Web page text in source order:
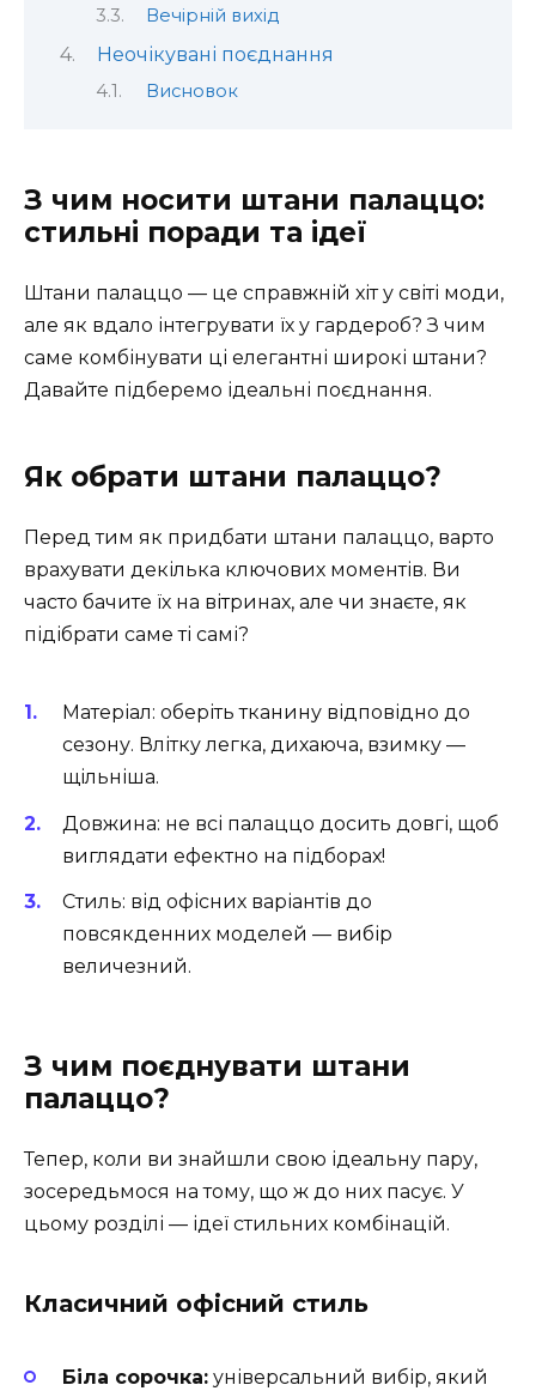
Вечірній вихід
Неочікувані поєднання
Висновок
З чим носити штани палаццо:
стильні поради та ідеї
Штани палаццо — це справжній хіт у світі моди,
але як вдало інтегрувати їх у гардероб? З чим
саме комбінувати ці елегантні широкі штани?
Давайте підберемо ідеальні поєднання.
Як обрати штани палаццо?
Перед тим як придбати штани палаццо, варто
врахувати декілька ключових моментів. Ви
часто бачите їх на вітринах, але чи знаєте, як
підібрати саме ті самі?
Матеріал: оберіть тканину відповідно до
сезону. Влітку легка, дихаюча, взимку —
щільніша.
Довжина: не всі палаццо досить довгі, щоб
виглядати ефектно на підборах!
Стиль: від офісних варіантів до
повсякденних моделей — вибір
величезний.
З чим поєднувати штани
палаццо?
Тепер, коли ви знайшли свою ідеальну пару,
зосередьмося на тому, що ж до них пасує. У
цьому розділі — ідеї стильних комбінацій.
Класичний офісний стиль
Біла сорочка: універсальний вибір, який